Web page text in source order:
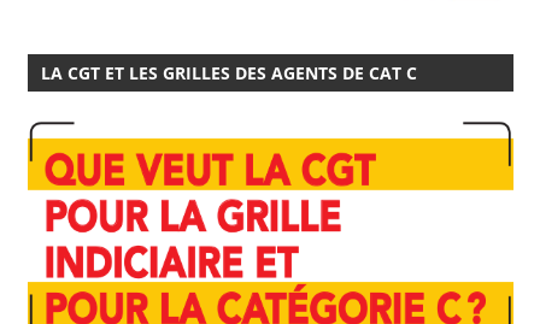
LA CGT ET LES GRILLES DES AGENTS DE CAT C